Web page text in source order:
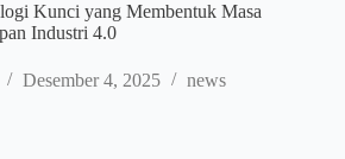
Kunci yang Membentuk Masa
Industri 4.0
Desember 4, 2025 news